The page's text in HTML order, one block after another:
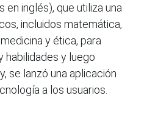
en inglés), que utiliza una
incluidos matemática,
y ética, para
habilidades y luego
se lanzó una aplicación
a los usuarios.